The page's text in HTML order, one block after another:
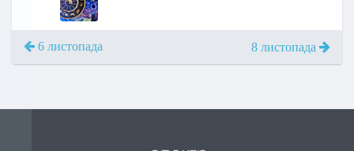
6 листопада 8 листопада